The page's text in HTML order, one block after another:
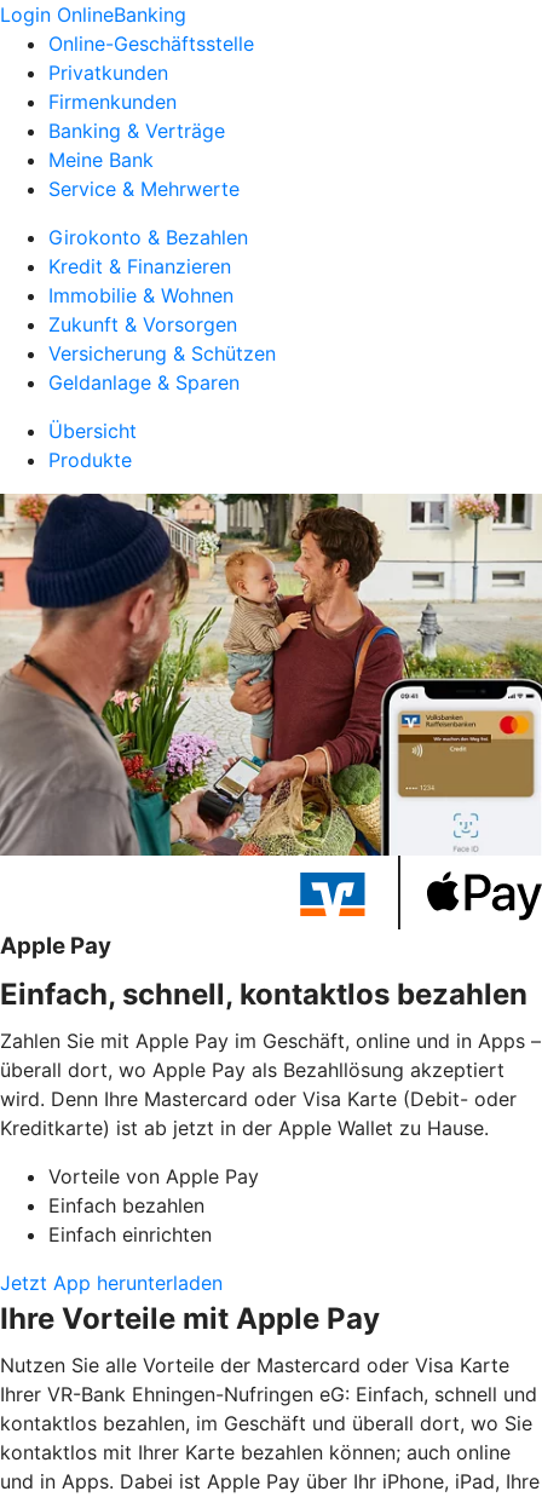
Login OnlineBanking
Online-Geschäftsstelle
Privatkunden
Firmenkunden
Banking & Verträge
Meine Bank
Service & Mehrwerte
Girokonto & Bezahlen
Kredit & Finanzieren
Immobilie & Wohnen
Zukunft & Vorsorgen
Versicherung & Schützen
Geldanlage & Sparen
Übersicht
Produkte
Apple Pay
Einfach, schnell, kontaktlos bezahlen
Zahlen Sie mit Apple Pay im Geschäft, online und in Apps –
überall dort, wo Apple Pay als Bezahllösung akzeptiert
wird. Denn Ihre Mastercard oder Visa Karte (Debit- oder
Kreditkarte) ist ab jetzt in der Apple Wallet zu Hause.
Vorteile von Apple Pay
Einfach bezahlen
Einfach einrichten
Jetzt App herunterladen
Ihre Vorteile mit Apple Pay
Nutzen Sie alle Vorteile der Mastercard oder Visa Karte
Ihrer VR-Bank Ehningen-Nufringen eG: Einfach, schnell und
kontaktlos bezahlen, im Geschäft und überall dort, wo Sie
kontaktlos mit Ihrer Karte bezahlen können; auch online
und in Apps. Dabei ist Apple Pay über Ihr iPhone, iPad, Ihre